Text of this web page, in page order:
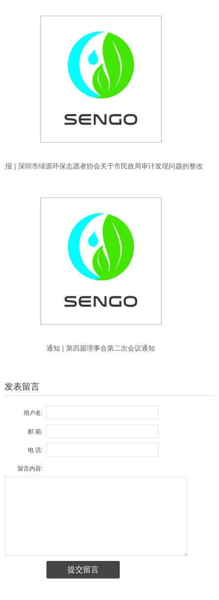
报 | 深圳市绿源环保志愿者协会关于市民政局审计发现问题的整改
通知 | 第四届理事会第二次会议通知
发表留言
用户名:
邮 箱:
电 话:
留言内容: